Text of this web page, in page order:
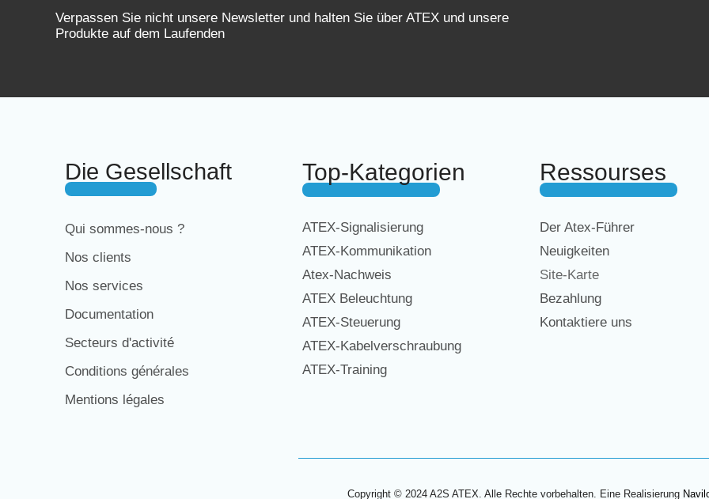
Verpassen Sie nicht unsere Newsletter und halten Sie über ATEX und unsere
Produkte auf dem Laufenden
Die Gesellschaft
Qui sommes-nous ?
Nos clients
Nos services
Documentation
Secteurs d'activité
Conditions générales
Mentions légales
Top-Kategorien
ATEX-Signalisierung
ATEX-Kommunikation
Atex-Nachweis
ATEX Beleuchtung
ATEX-Steuerung
ATEX-Kabelverschraubung
ATEX-Training
Ressourses
Der Atex-Führer
Neuigkeiten
Site-Karte
Bezahlung
Kontaktiere uns
Copyright © 2024 A2S ATEX. Alle Rechte vorbehalten. Eine Realisierung